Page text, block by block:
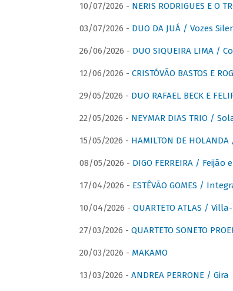
10/07/2026 - NERIS RODRIGUES E O
03/07/2026 - DUO DA JUÁ / Vozes
26/06/2026 - DUO SIQUEIRA LIMA /
12/06/2026 - CRISTÓVÃO BASTOS E
29/05/2026 - DUO RAFAEL BECK E
22/05/2026 - NEYMAR DIAS TRIO /
15/05/2026 - HAMILTON DE
08/05/2026 - DIGO FERREIRA / Feijão
17/04/2026 - ESTÊVÃO GOMES /
10/04/2026 - QUARTETO ATLAS /
27/03/2026 - QUARTETO SONETO
20/03/2026 - MAKAMO
13/03/2026 - ANDREA PERRONE / Gira